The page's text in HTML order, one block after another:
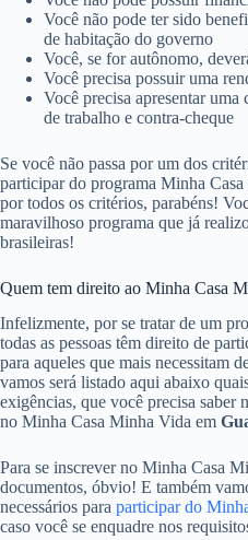
Você não pode ter sido
de habitação do governo
Você, se for autônomo,
Você precisa possuir uma
Você precisa apresentar
de trabalho e contra-cheque
Se você não passa por um dos
participar do programa Minha
por todos os critérios, parabéns!
maravilhoso programa que já
brasileiras!
Quem tem direito ao Minha Casa
Infelizmente, por se tratar de um
todas as pessoas têm direito de
para aqueles que mais necessitam
vamos será listado aqui abaixo
exigências, que você precisa saber
no Minha Casa Minha Vida em
Para se inscrever no Minha Casa
documentos, óbvio! E também
necessários para participar do
caso você se enquadre nos